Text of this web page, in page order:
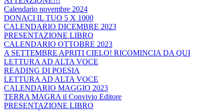
Calendario novembre 2024
DONACI IL TUO 5 X 1000
CALENDARIO DICEMBRE 2023
PRESENTAZIONE LIBRO
CALENDARIO OTTOBRE 2023
A SETTEMBRE APRITI CIELO! RICOMINCIA DA QUI
LETTURA AD ALTA VOCE
READING DI POESIA
LETTURA AD ALTA VOCE
CALENDARIO MAGGIO 2023
TERRA MAGRA il Convivio Editore
PRESENTAZIONE LIBRO